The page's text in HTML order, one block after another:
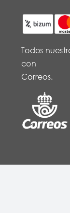
Todos
con
Correos.